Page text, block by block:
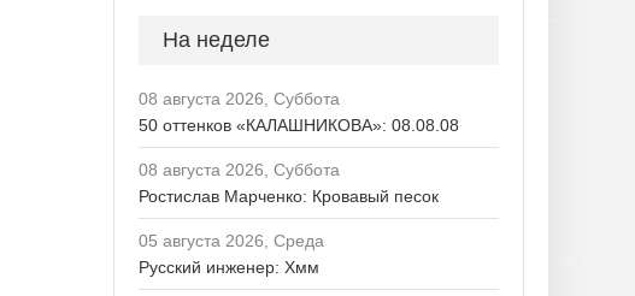
На неделе
08 августа 2026, Суббота
50 оттенков «КАЛАШНИКОВА»: 08.08.08
08 августа 2026, Суббота
Ростислав Марченко: Кровавый песок
05 августа 2026, Среда
Русский инженер: Хмм